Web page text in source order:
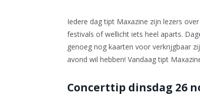
Iedere dag tipt Maxazine zijn lezers
festivals of wellicht iets heel aparts.
genoeg nog kaarten voor verkrijgbaar
avond wil hebben! Vandaag tipt
Concerttip dinsdag 26